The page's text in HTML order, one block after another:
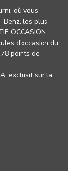
où vous
Benz, les plus
OCCASION.
d’occasion du
points de
exclusif sur la